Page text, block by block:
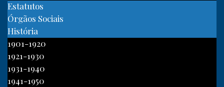
Estatutos
Órgãos Sociais
História
1901-1920
1921-1930
1931-1940
1941-1950